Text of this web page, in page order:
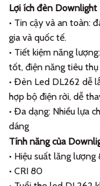
Lợi ích đèn
• Tin cậy và an toàn:
gia và quốc tế.
• Tiết kiệm năng
tốt, điện năng tiêu thụ
• Đèn Led DL262 dễ
hợp bộ điện rời, dễ
• Đa dạng: Nhiều lựa
dáng
Tính năng của
• Hiệu suất lăng
• CRI 80